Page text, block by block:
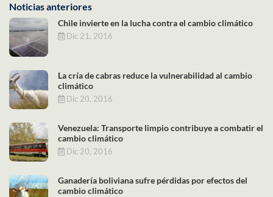
Noticias anteriores
Chile invierte en la lucha contra el cambio climático
Dic 21, 2016
La cría de cabras reduce la vulnerabilidad al cambio
climático
Dic 20, 2016
Venezuela: Transporte limpio contribuye a combatir el
cambio climático
Dic 20, 2016
Ganadería boliviana sufre pérdidas por efectos del
cambio climático